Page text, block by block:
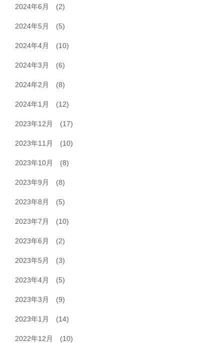
2024年6月 (2)
2024年5月 (5)
2024年4月 (10)
2024年3月 (6)
2024年2月 (8)
2024年1月 (12)
2023年12月 (17)
2023年11月 (10)
2023年10月 (8)
2023年9月 (8)
2023年8月 (5)
2023年7月 (10)
2023年6月 (2)
2023年5月 (3)
2023年4月 (5)
2023年3月 (9)
2023年1月 (14)
2022年12月 (10)